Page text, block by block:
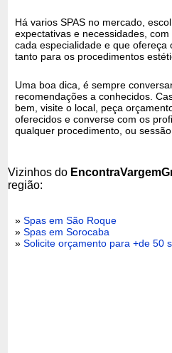
Há varios SPAS no mercado,
expectativas e necessidades,
cada especialidade e que ofereça
tanto para os procedimentos
Uma boa dica, é sempre
recomendações a conhecidos.
bem, visite o local, peça
oferecidos e converse com os
qualquer procedimento, ou
Vizinhos do
região:
»Spas em São Roque
»Spas em Sorocaba
»Solicite orçamento para +de 50